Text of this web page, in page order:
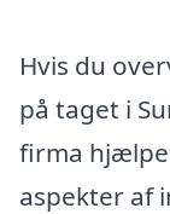
Hvis du
på taget i
firma
aspekter af